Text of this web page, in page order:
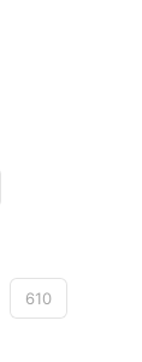
610